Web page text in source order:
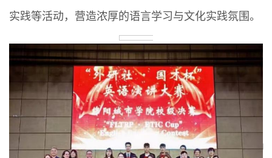
实践等活动，营造浓厚的语言学习与文化实践氛围。